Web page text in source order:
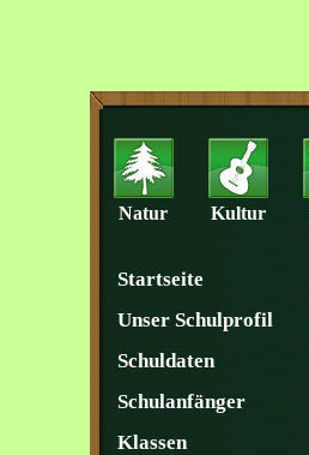
Natur Kultur
Startseite
Unser Schulprofil
Schuldaten
Schulanfänger
Klassen